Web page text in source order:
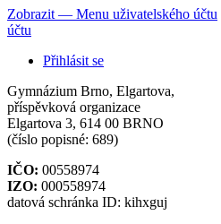
Zobrazit — Menu uživatelského účtu
účtu
Přihlásit se
Gymnázium Brno, Elgartova,
příspěvková organizace
Elgartova 3, 614 00 BRNO
(číslo popisné: 689)
IČO: 00558974
IZO: 000558974
datová schránka ID: kihxguj